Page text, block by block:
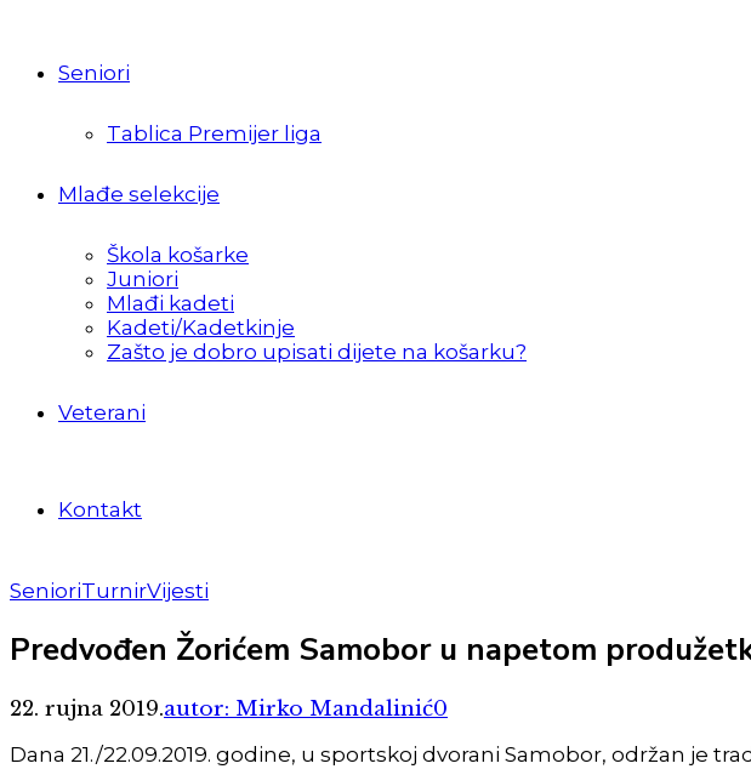
Seniori
Tablica Premijer liga
Mlađe selekcije
Škola košarke
Juniori
Mlađi kadeti
Kadeti/Kadetkinje
Zašto je dobro upisati dijete na košarku?
Veterani
Kontakt
SenioriTurnirVijesti
Predvođen Žorićem Samobor u napetom
22. rujna 2019.autor: Mirko Mandalinić0
Dana 21./22.09.2019. godine, u sportskoj dvorani Samobor, održan je